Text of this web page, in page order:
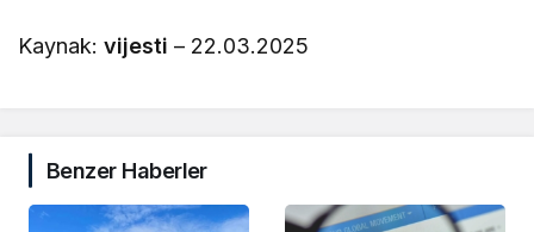
Kaynak:vijesti – 22.03.2025
Benzer Haberler